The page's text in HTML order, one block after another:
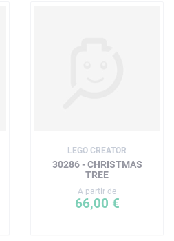
LEGO CREATOR
30286 - CHRISTMAS
TREE
A partir de
66,00 €